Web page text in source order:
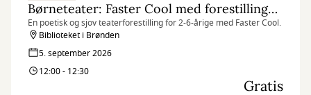
Børneteater: Faster Cool med forestillingen ”Hønes første æg”
En poetisk og sjov teaterforestilling for 2-6-årige med Faster Cool.
Biblioteket i Brønden
5. september 2026
12:00 - 12:30
Gratis